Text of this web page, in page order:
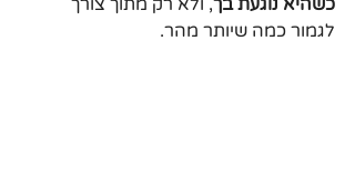
כשהיא נוגעת בך, ולא רק מתוך צורך
לגמור כמה שיותר מהר.